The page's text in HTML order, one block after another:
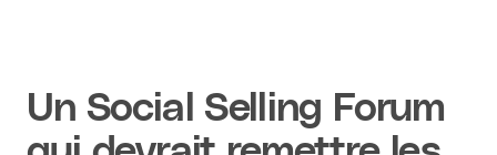
Un Social Selling Forum